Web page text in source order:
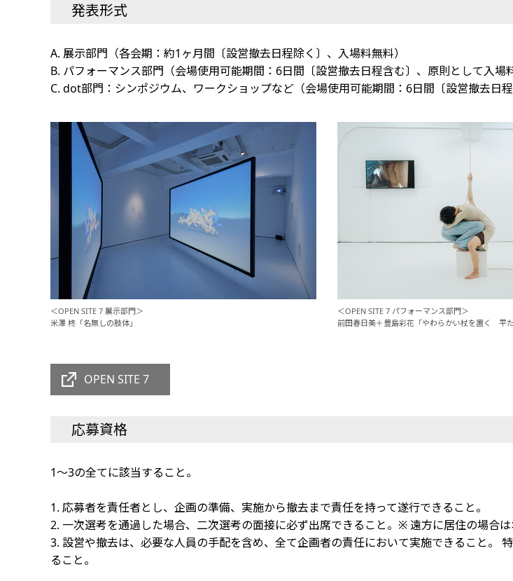
発表形式
A. 展示部門（各会期：約1ヶ月間〔設営撤去日程除く〕、入場料無料）
B. パフォーマンス部門（会場使用可能期間：6日間〔設営撤去日程含む〕、原則として入場
C. dot部門：シンポジウム、ワークショップなど（会場使用可能期間：6日間〔設営撤去日程
＜OPEN SITE 7 展示部門＞
米澤 柊「名無しの肢体」
＜OPEN SITE 7 パフォーマンス部門＞
前田春日美＋豊島彩花「やわらかい杖を置く 平た
OPEN SITE 7
応募資格
1～3の全てに該当すること。
1. 応募者を責任者とし、企画の準備、実施から撤去まで責任を持って遂行できること。
2. 一次選考を通過した場合、二次選考の面接に必ず出席できること。※ 遠方に居住の場合は
3. 設営や撤去は、必要な人員の手配を含め、全て企画者の責任において実施できること。
ること。